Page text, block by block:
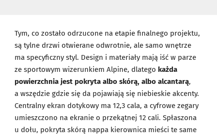
Tym, co zostało odrzucone na etapie finalnego projektu,
są tylne drzwi otwierane odwrotnie, ale samo wnętrze
ma specyficzny styl. Design i materiały mają iść w parze
ze sportowym wizerunkiem Alpine, dlatego każda
powierzchnia jest pokryta albo skórą, albo alcantarą,
a wszędzie gdzie się da pojawiają się niebieskie akcenty.
Centralny ekran dotykowy ma 12,3 cala, a cyfrowe zegary
umieszczono na ekranie o przekątnej 12 cali. Spłaszona
u dołu, pokryta skórą nappa kierownica mieści te same